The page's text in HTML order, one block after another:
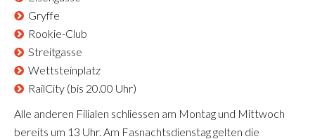
Gryffe
Rookie-Club
Streitgasse
Wettsteinplatz
RailCity (bis 20.00 Uhr)
Alle anderen Filialen schliessen am Montag und Mittwoch
bereits um 13 Uhr. Am Fasnachtsdienstag gelten die